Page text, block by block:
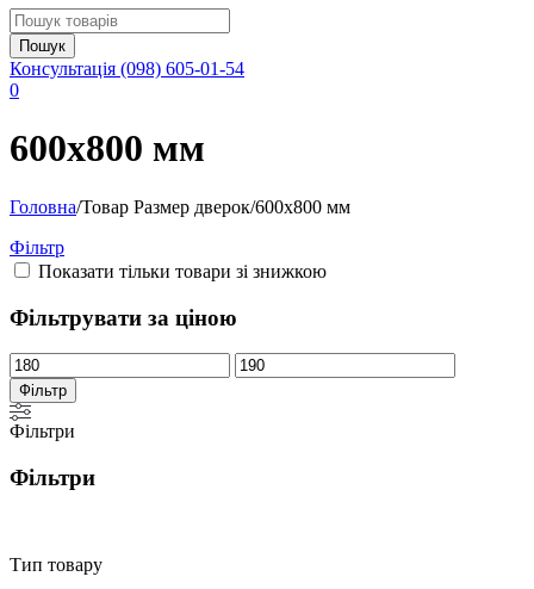
Консультація (098) 605-01-54
0
600х800 мм
Головна/Товар Размер дверок/600х800 мм
Фільтр
Показати тільки товари зі знижкою
Фільтрувати за ціною
Мінімальна
ціна
Найбільша
ціна
Фільтр
Фільтри
Фільтри
Тип товару